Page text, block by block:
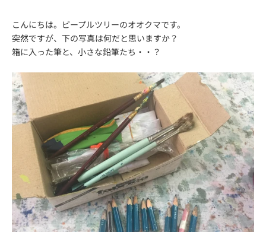
こんにちは。ピープルツリーのオオクマです。
突然ですが、下の写真は何だと思いますか？
箱に入った筆と、小さな鉛筆たち・・？